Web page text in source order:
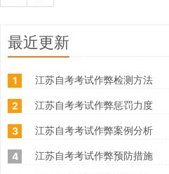
最近更新
1 江苏自考考试作弊检测方法
2 江苏自考考试作弊惩罚力度
3 江苏自考考试作弊案例分析
4 江苏自考考试作弊预防措施